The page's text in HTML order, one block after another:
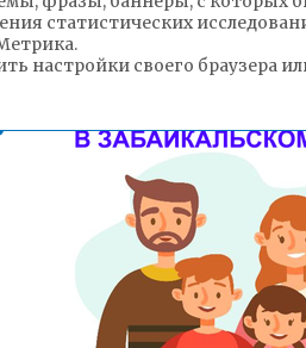
статистических
настройки своего браузера